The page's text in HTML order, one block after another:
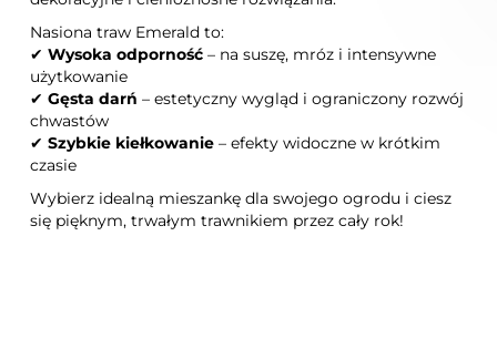
Nasiona traw Emerald to:
✔Wysoka odporność – na suszę, mróz i intensywne
użytkowanie
✔Gęsta darń – estetyczny wygląd i ograniczony rozwój
chwastów
✔Szybkie kiełkowanie – efekty widoczne w krótkim
czasie
Wybierz idealną mieszankę dla swojego ogrodu i ciesz
się pięknym, trwałym trawnikiem przez cały rok!